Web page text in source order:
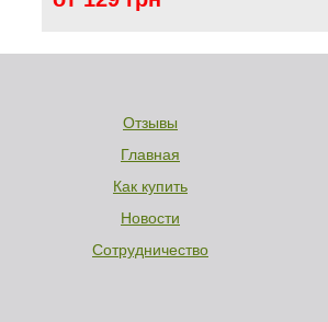
Отзывы
Главная
Как купить
Новости
Сотрудничество